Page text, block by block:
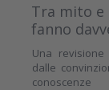
Tra mito e
fanno
Una
dalle
conoscenze